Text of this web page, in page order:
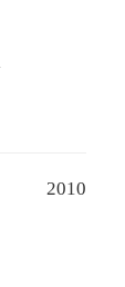
2010